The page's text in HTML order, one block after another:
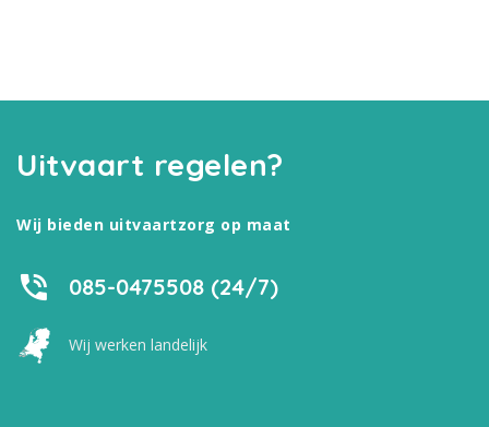
Uitvaart regelen?
Wij bieden uitvaartzorg op maat
085-0475508 (24/7)
Wij werken landelijk